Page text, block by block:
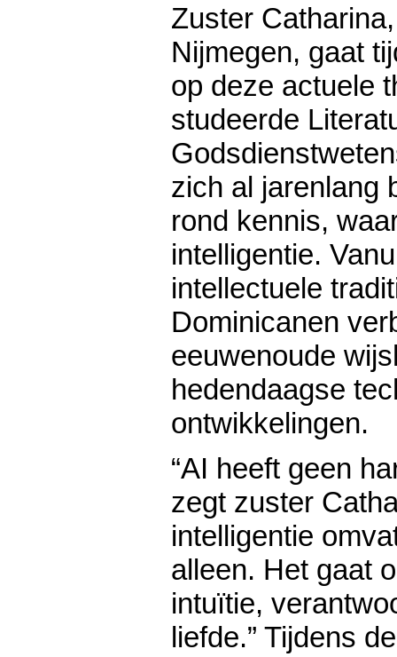
Zuster
Nijmegen, gaat
op deze actuele
studeerde
zich al jarenlang
rond kennis,
intelligentie.
intellectuele
Dominicanen
eeuwenoude
hedendaagse
ontwikkelingen.
“AI heeft geen
zegt zuster
intelligentie
alleen. Het gaat
intuïtie,
liefde.” Tijdens